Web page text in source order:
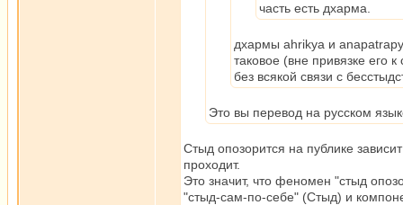
часть есть дхарма.
дхармы ahrikya и
таковое (вне привязке его
без всякой связи с
Это вы перевод на русском
Стыд опозорится на публике
проходит.
Это значит, что феномен "стыд
"стыд-сам-по-себе" (Стыд) и